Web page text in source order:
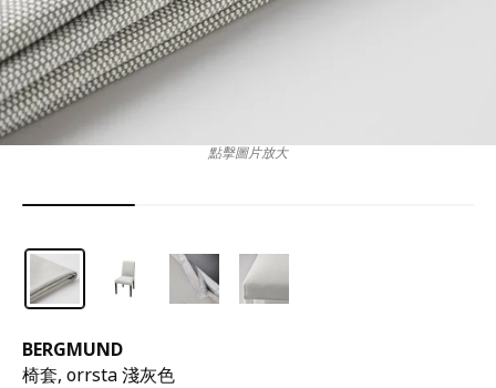
BERGMUND
椅套, orrsta 淺灰色
點擊圖片放大